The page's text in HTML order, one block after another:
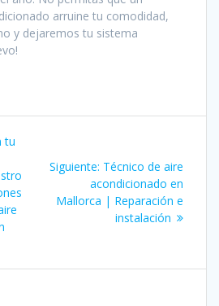
arruine tu comodidad,
y dejaremos tu sistema
tu
Siguiente: Siguiente
entrada:
Técnico de aire
acondicionado en
Mallorca | Reparación e
instalación